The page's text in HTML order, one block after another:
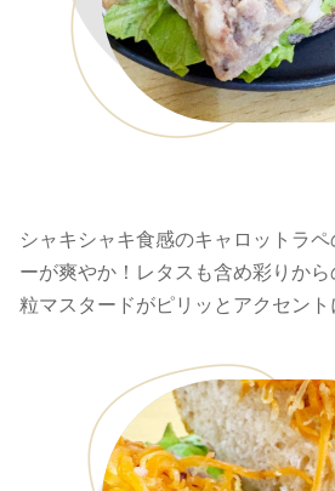
シャキシャキ食感のキャロットラ
ーが爽やか！レタスも含め彩りから
粒マスタードがピリッとアクセン